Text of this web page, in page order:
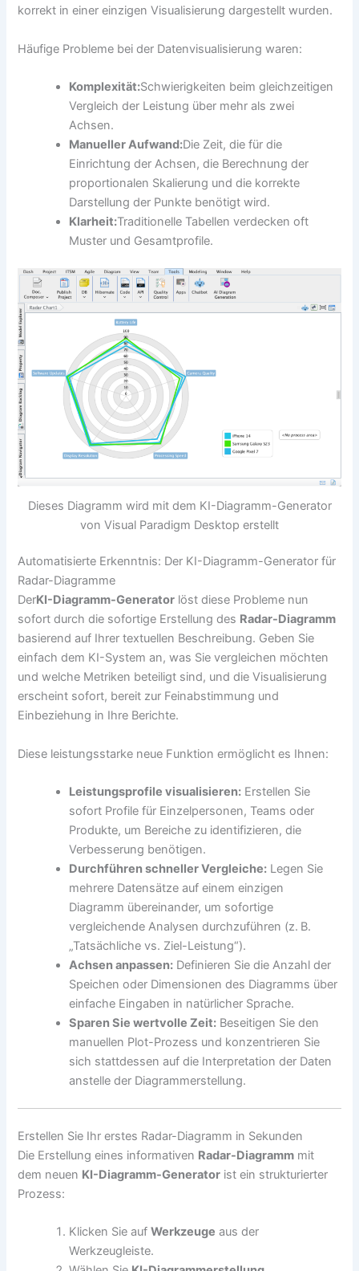
korrekt in einer einzigen Visualisierung dargestellt wurden.
Häufige Probleme bei der Datenvisualisierung waren:
Komplexität:Schwierigkeiten beim gleichzeitigen
Vergleich der Leistung über mehr als zwei
Achsen.
Manueller Aufwand:Die Zeit, die für die
Einrichtung der Achsen, die Berechnung der
proportionalen Skalierung und die korrekte
Darstellung der Punkte benötigt wird.
Klarheit:Traditionelle Tabellen verdecken oft
Muster und Gesamtprofile.
Dieses Diagramm wird mit dem KI-Diagramm-Generator
von Visual Paradigm Desktop erstellt
Automatisierte Erkenntnis: Der KI-Diagramm-Generator für
Radar-Diagramme
DerKI-Diagramm-Generator löst diese Probleme nun
sofort durch die sofortige Erstellung des Radar-Diagramm
basierend auf Ihrer textuellen Beschreibung. Geben Sie
einfach dem KI-System an, was Sie vergleichen möchten
und welche Metriken beteiligt sind, und die Visualisierung
erscheint sofort, bereit zur Feinabstimmung und
Einbeziehung in Ihre Berichte.
Diese leistungsstarke neue Funktion ermöglicht es Ihnen:
Leistungsprofile visualisieren: Erstellen Sie
sofort Profile für Einzelpersonen, Teams oder
Produkte, um Bereiche zu identifizieren, die
Verbesserung benötigen.
Durchführen schneller Vergleiche: Legen Sie
mehrere Datensätze auf einem einzigen
Diagramm übereinander, um sofortige
vergleichende Analysen durchzuführen (z. B.
„Tatsächliche vs. Ziel-Leistung“).
Achsen anpassen: Definieren Sie die Anzahl der
Speichen oder Dimensionen des Diagramms über
einfache Eingaben in natürlicher Sprache.
Sparen Sie wertvolle Zeit: Beseitigen Sie den
manuellen Plot-Prozess und konzentrieren Sie
sich stattdessen auf die Interpretation der Daten
anstelle der Diagrammerstellung.
Erstellen Sie Ihr erstes Radar-Diagramm in Sekunden
Die Erstellung eines informativen Radar-Diagramm mit
dem neuen KI-Diagramm-Generator ist ein strukturierter
Prozess:
Klicken Sie aufWerkzeuge aus der
Werkzeugleiste.